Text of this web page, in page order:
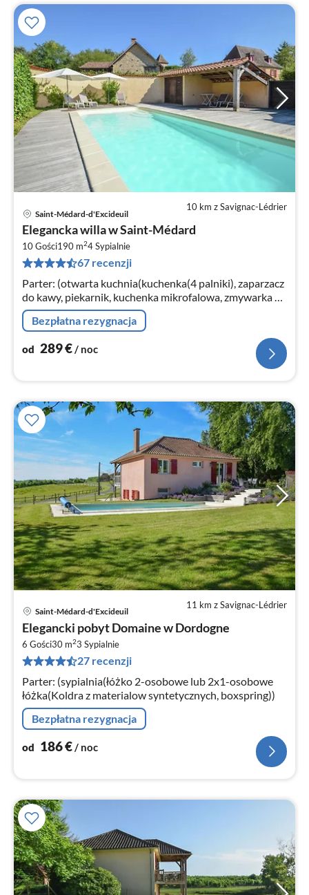
10 km z Savignac-Lédrier
Saint-Médard-d'Excideuil
Elegancka willa w Saint-Médard
10 Gości190 m24Sypialnie
67 recenzji
Parter: (otwarta kuchnia(kuchenka(4 palniki), zaparzacz
do kawy, piekarnik, kuchenka mikrofalowa, zmywarka do
naczyń, lodówko-zamrażarka)
Bezpłatna rezygnacja
od 289€/ noc
11 km z Savignac-Lédrier
Saint-Médard-d'Excideuil
Elegancki pobyt Domaine w Dordogne
6 Gości30 m23 Sypialnie
27 recenzji
Parter: (sypialnia(łóżko 2-osobowe lub 2x1-osobowe
łóżka(Koldra z materialow syntetycznych, boxspring))
Bezpłatna rezygnacja
od 186€/ noc